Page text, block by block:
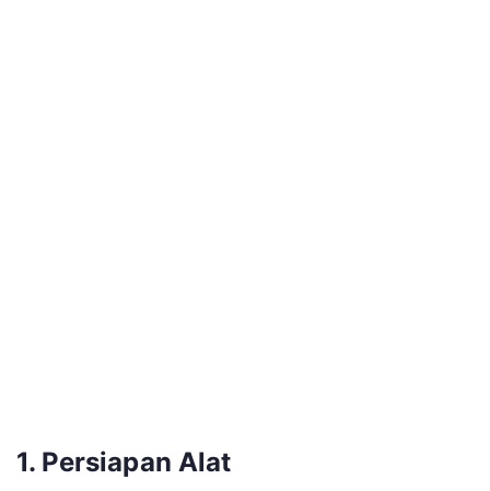
1. Persiapan Alat